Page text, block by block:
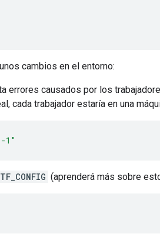
cambios en el entorno:
errores causados ​​por los
cada trabajador estaría en una
1"
TF_CONFIG (aprenderá más sobre